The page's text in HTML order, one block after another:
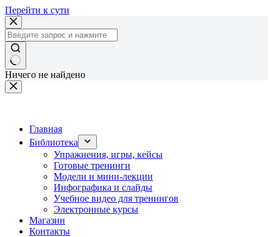
Перейти к сути
Ничего не найдено
Главная
Библиотека
Упражнения, игры, кейсы
Готовые тренинги
Модели и мини-лекции
Инфографика и слайды
Учебное видео для тренингов
Электронные курсы
Магазин
Контакты